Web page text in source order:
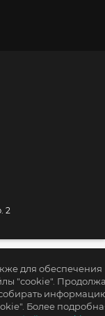
для обеспечения
"cookie".
Более
2